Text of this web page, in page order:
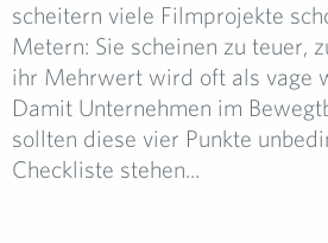
scheitern viele Filmprojekte
Metern: Sie scheinen zu teuer,
ihr Mehrwert wird oft als vage
Damit Unternehmen im
sollten diese vier Punkte
Checkliste stehen...